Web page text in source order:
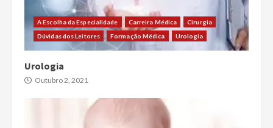
A Escolha da Especialidade Carreira Médica
Cirurgia
Dúvidas dos Leitores
Formação Médica Urologia
Urologia
Outubro 2, 2021